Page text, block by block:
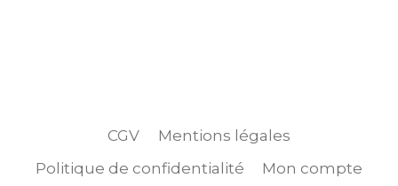
CGV
Mentions légales
Politique de confidentialité
Mon compte